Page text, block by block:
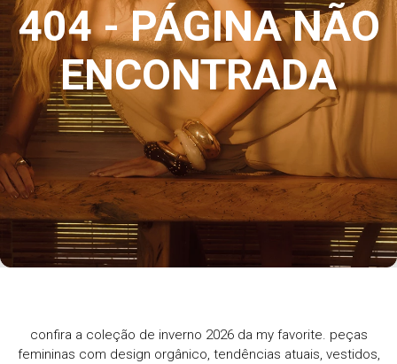
404 - PÁGINA NÃO
ENCONTRADA
confira a coleção de inverno 2026 da my favorite. peças
femininas com design orgânico, tendências atuais, vestidos,